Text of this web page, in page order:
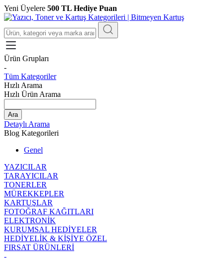
Yeni Üyelere 500 TL Hediye Puan
Ürün Grupları
-
Tüm Kategoriler
Hızlı Arama
Hızlı Ürün Arama
Ara
Detaylı Arama
Blog Kategorileri
Genel
YAZICILAR
TARAYICILAR
TONERLER
MÜREKKEPLER
KARTUŞLAR
FOTOĞRAF KAĞITLARI
ELEKTRONİK
KURUMSAL HEDİYELER
HEDİYELİK & KİŞİYE ÖZEL
FIRSAT ÜRÜNLERİ
-